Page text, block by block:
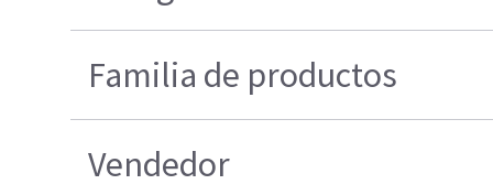
Familia de productos
Vendedor